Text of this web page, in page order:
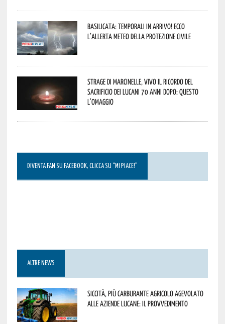
Basilicata: temporali in arrivo! Ecco
l’allerta meteo della Protezione civile
Strage di Marcinelle, vivo il ricordo del
sacrificio dei lucani 70 anni dopo: questo
l’omaggio
DIVENTA FAN SU FACEBOOK, CLICCA SU “MI PIACE!”
ALTRE NEWS
Siccità, più carburante agricolo agevolato
alle aziende lucane: il provvedimento